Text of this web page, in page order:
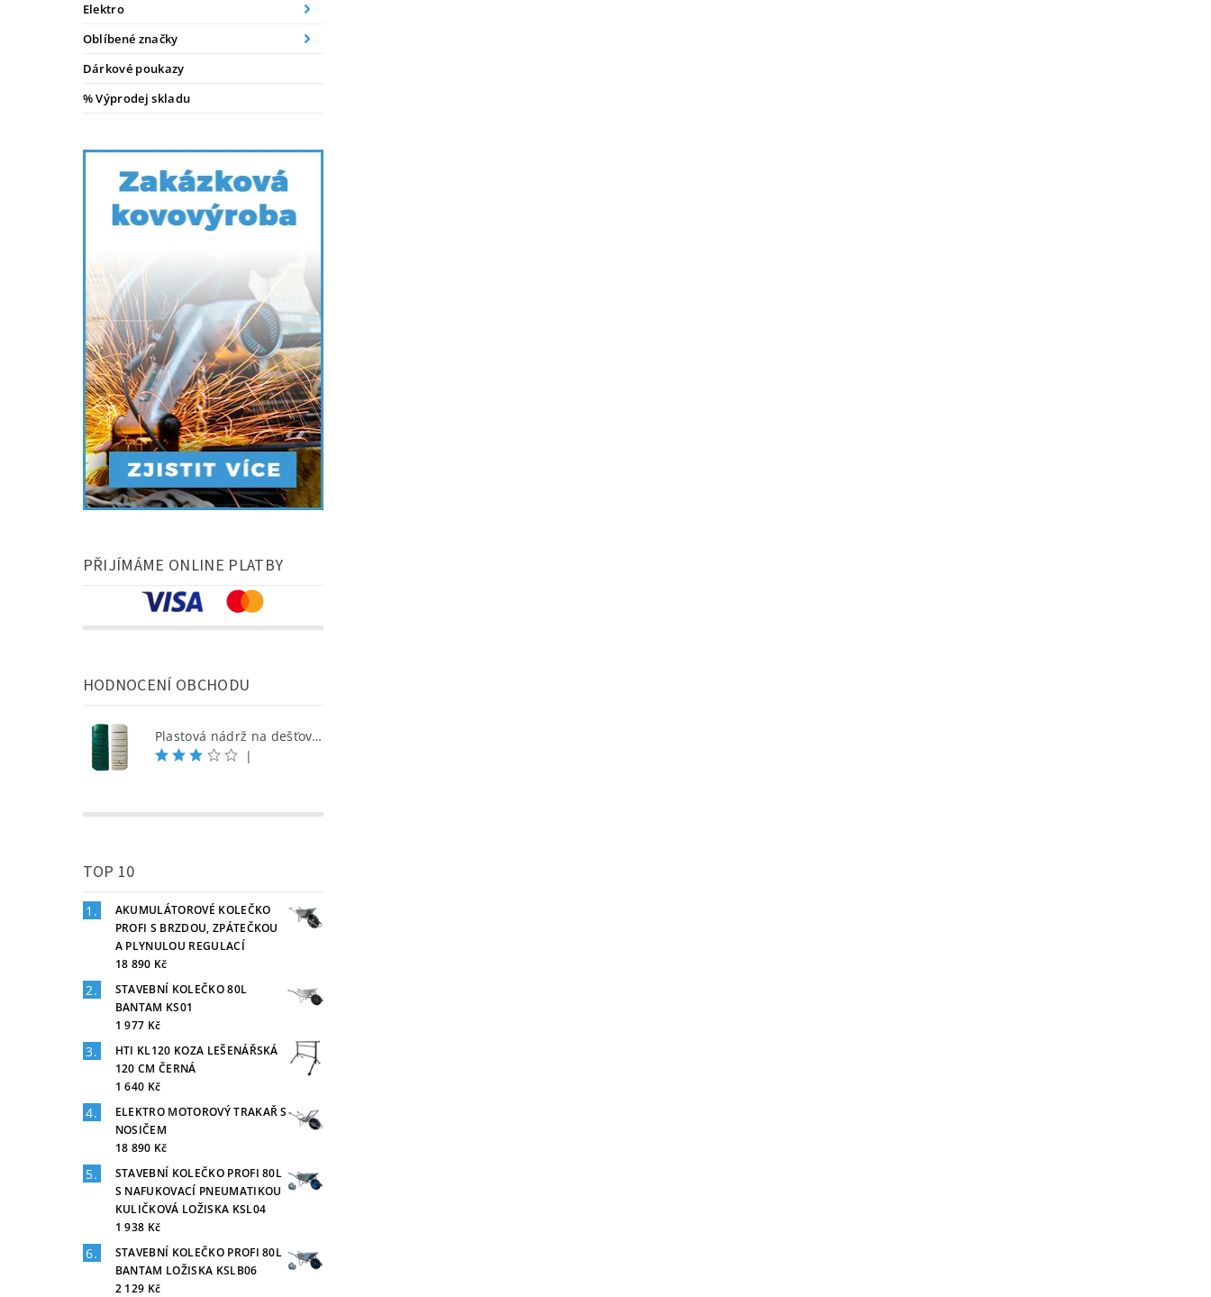
Elektro
Oblíbené značky
Dárkové poukazy
% Výprodej skladu
PŘIJÍMÁME ONLINE PLATBY
HODNOCENÍ OBCHODU
Plastová nádrž na dešťovou vodu SEINE 650 l, písková
|
TOP 10
AKUMULÁTOROVÉ KOLEČKO
PROFI S BRZDOU, ZPÁTEČKOU
A PLYNULOU REGULACÍ
18 890 Kč
STAVEBNÍ KOLEČKO 80L
BANTAM KS01
1 977 Kč
HTI KL120 KOZA LEŠENÁŘSKÁ
120 CM ČERNÁ
1 640 Kč
ELEKTRO MOTOROVÝ TRAKAŘ S
NOSIČEM
18 890 Kč
STAVEBNÍ KOLEČKO PROFI 80L
S NAFUKOVACÍ PNEUMATIKOU
KULIČKOVÁ LOŽISKA KSL04
1 938 Kč
STAVEBNÍ KOLEČKO PROFI 80L
BANTAM LOŽISKA KSLB06
2 129 Kč